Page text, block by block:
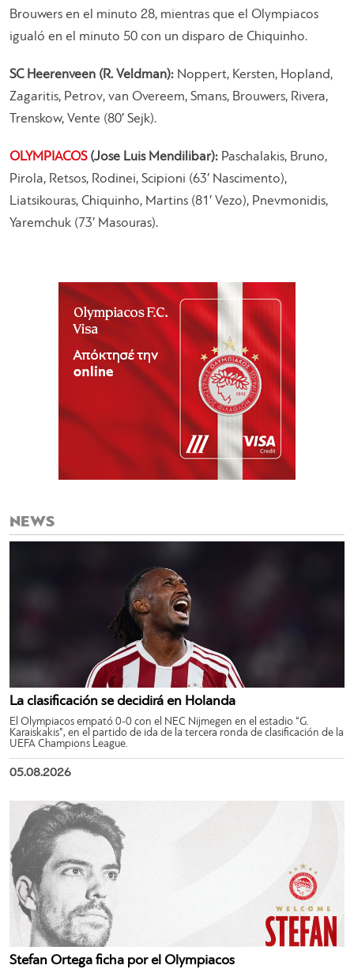
Brouwers en el minuto 28, mientras que el Olympiacos
igualó en el minuto 50 con un disparo de Chiquinho.
SC Heerenveen (R. Veldman): Noppert, Kersten, Hopland,
Zagaritis, Petrov, van Overeem, Smans, Brouwers, Rivera,
Trenskow, Vente (80′ Sejk).
OLYMPIACOS(Jose Luis Mendilibar): Paschalakis, Bruno,
Pirola, Retsos, Rodinei, Scipioni (63′ Nascimento),
Liatsikouras, Chiquinho, Martins (81′ Vezo), Pnevmonidis,
Yaremchuk (73′ Masouras).
NEWS
La clasificación se decidirá en Holanda
El Olympiacos empató 0-0 con el NEC Nijmegen en el estadio “G.
Karaiskakis”, en el partido de ida de la tercera ronda de clasificación de la
UEFA Champions League.
05.08.2026
Stefan Ortega ficha por el Olympiacos